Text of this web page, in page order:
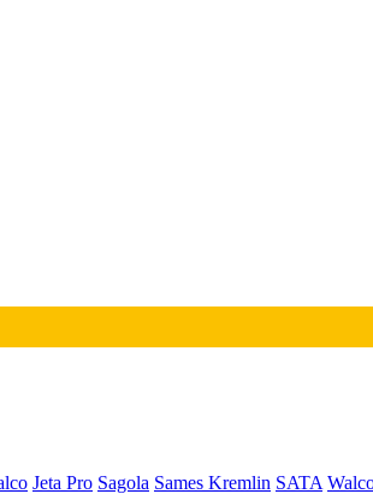
Jeta Pro Sagola Sames Kremlin SATA